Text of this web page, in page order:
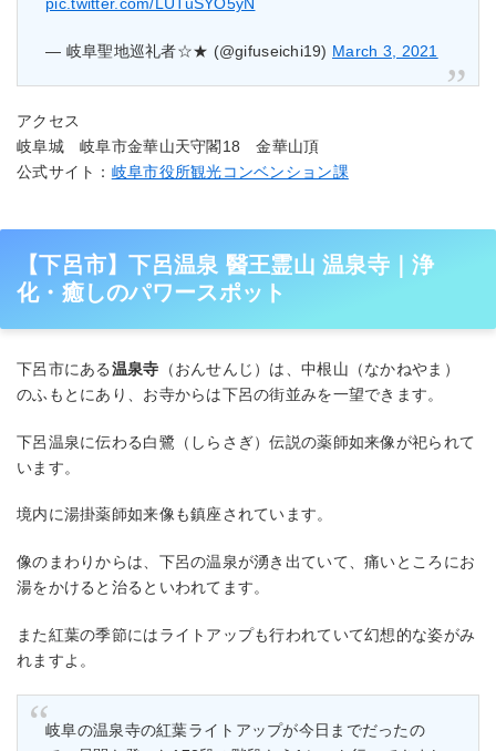
pic.twitter.com/LUTuSYO5yN
— 岐阜聖地巡礼者☆★ (@gifuseichi19) March 3, 2021
アクセス
岐阜城 岐阜市金華山天守閣18 金華山頂
公式サイト： 岐阜市役所観光コンベンション課
【下呂市】下呂温泉 醫王霊山 温泉寺｜浄
化・癒しのパワースポット
下呂市にある温泉寺 （おんせんじ）は、中根山（なかねやま）
のふもとにあり、お寺からは下呂の街並みを一望できます。
下呂温泉に伝わる白鷺（しらさぎ）伝説の薬師如来像が祀られて
います。
境内に湯掛薬師如来像も鎮座されています。
像のまわりからは、下呂の温泉が湧き出ていて、痛いところにお
湯をかけると治るといわれてます。
また紅葉の季節にはライトアップも行われていて幻想的な姿がみ
れますよ。
岐阜の温泉寺の紅葉ライトアップが今日までだったの